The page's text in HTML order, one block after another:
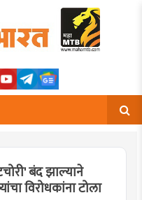
बंद झाल्याने
विरोधकांना टोला